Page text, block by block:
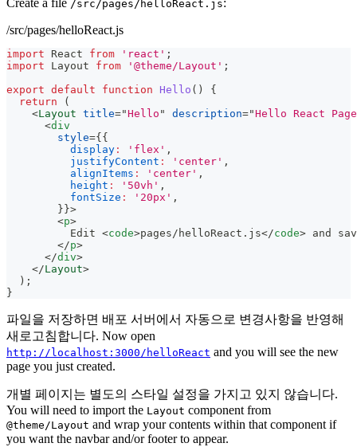
Create a file /src/pages/helloReact.js:
/src/pages/helloReact.js
import React from 'react' ;
import
Layout from '@theme/Layout' ;
export default function Hello ( )
{
return
(
<Layout title="Hello " description="Hello React Page
<div
style={ {
display : 'flex' ,
justifyContent : 'center' ,
alignItems : 'center' ,
height : '50vh' ,
fontSize : '20px' ,
} }>
<p>
          Edit
<code>pages/helloReact.js</code> and
</p>
</div>
</Layout>
) ;
}
파일을 저장하면 배포 서버에서 자동으로 변경사항을 반영해
새로고침합니다. Now open
http://localhost:3000/helloReact and you will see the new
page you just created.
개별 페이지는 별도의 스타일 설정을 가지고 있지 않습니다.
You will need to import the Layout component from
@theme/Layout and wrap your contents within that component if
you want the navbar and/or footer to appear.